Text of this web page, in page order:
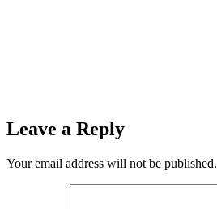
Leave a Reply
Your email address will not be published.